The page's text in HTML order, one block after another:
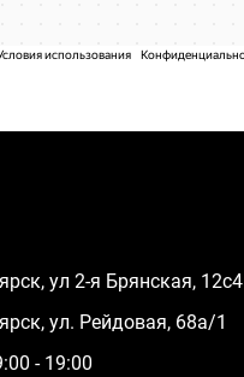
ул 2-я Брянская, 12с4
ул. Рейдовая, 68а/1
- 19:00